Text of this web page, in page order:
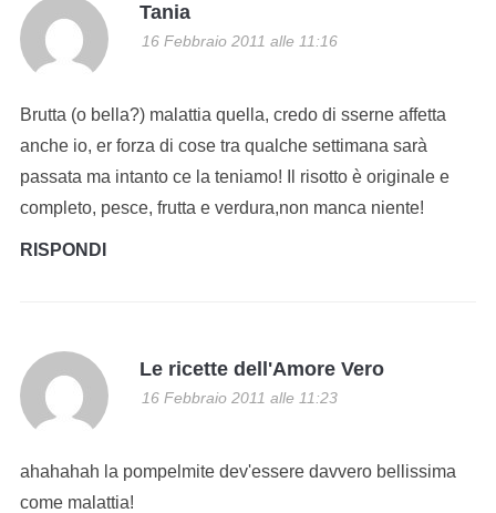
Tania
16 Febbraio 2011 alle 11:16
Brutta (o bella?) malattia quella, credo di sserne affetta
anche io, er forza di cose tra qualche settimana sarà
passata ma intanto ce la teniamo! Il risotto è originale e
completo, pesce, frutta e verdura,non manca niente!
RISPONDI
Le ricette dell'Amore Vero
16 Febbraio 2011 alle 11:23
ahahahah la pompelmite dev'essere davvero bellissima
come malattia!